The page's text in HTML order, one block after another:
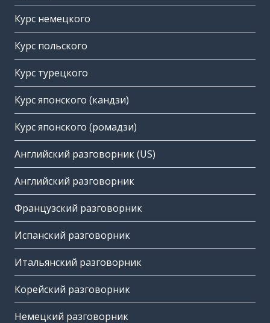
Курс немецкого
Курс польского
Курс турецкого
Курс японского (кандзи)
Курс японского (ромадзи)
Английский разговорник (US)
Английский разговорник
Французский разговорник
Испанский разговорник
Итальянский разговорник
Корейский разговорник
Немецкий разговорник